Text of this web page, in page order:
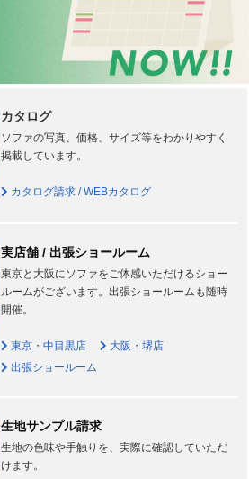
カタログ
ソファの写真、価格、サイズ等をわかりやすく
掲載しています。
カタログ請求 / WEBカタログ
実店舗 / 出張ショールーム
東京と大阪にソファをご体感いただけるショー
ルームがございます。出張ショールームも随時
開催。
東京・中目黒店
大阪・堺店
出張ショールーム
生地サンプル請求
生地の色味や手触りを、実際に確認していただ
けます。